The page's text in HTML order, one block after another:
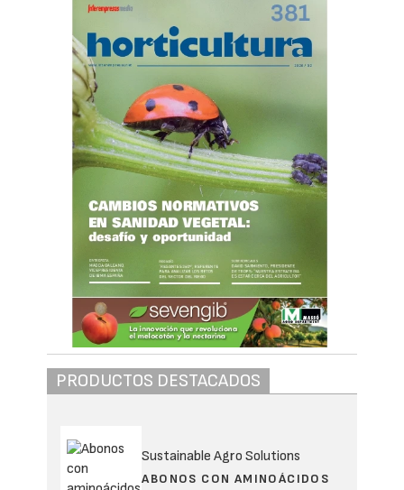
PRODUCTOS DESTACADOS
Sustainable Agro Solutions
ABONOS CON AMINOÁCIDOS